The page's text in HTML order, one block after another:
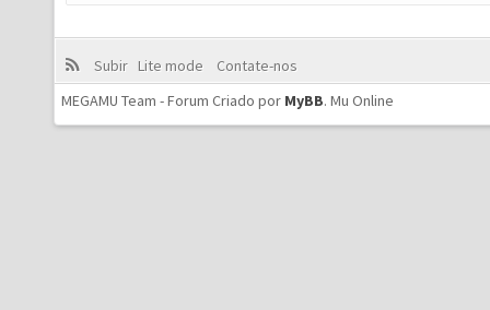
Subir Lite mode
Contate-nos
MEGAMU Team - Forum Criado por MyBB. Mu Online